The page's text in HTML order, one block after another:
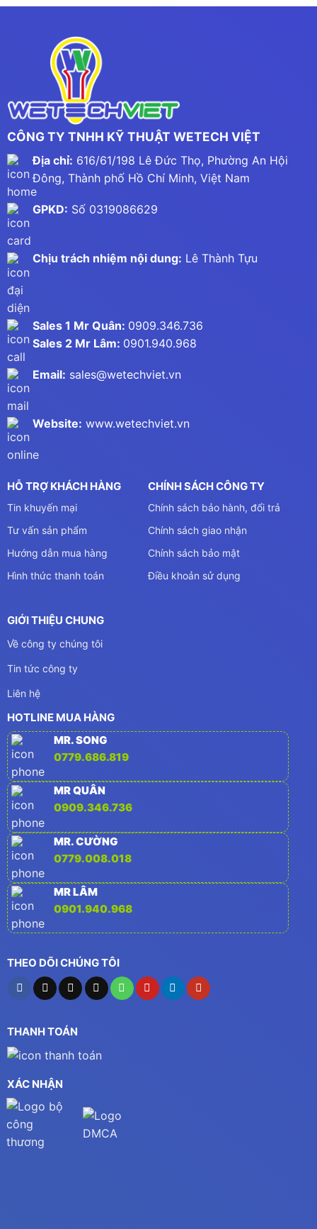
CÔNG TY TNHH KỸ THUẬT WETECH VIỆT
Địa chỉ: 616/61/198 Lê Đức Thọ, Phường An Hội
Đông, Thành phố Hồ Chí Minh, Việt Nam
GPKD: Số 0319086629
Chịu trách nhiệm nội dung: Lê Thành Tựu
Sales 1 Mr Quân: 0909.346.736
Sales 2 Mr Lâm: 0901.940.968
Email: sales@wetechviet.vn
Website: www.wetechviet.vn
HỖ TRỢ KHÁCH HÀNG
Tin khuyến mại
Tư vấn sản phẩm
Hướng dẫn mua hàng
Hình thức thanh toán
CHÍNH SÁCH CÔNG TY
Chính sách bảo hành, đổi trả
Chính sách giao nhận
Chính sách bảo mật
Điều khoản sử dụng
GIỚI THIỆU CHUNG
Về công ty chúng tôi
Tin tức công ty
Liên hệ
HOTLINE MUA HÀNG
MR. SONG
0779.686.819
MR QUÂN
0909.346.736
MR. CƯỜNG
0779.008.018
MR LÂM
0901.940.968
THEO DÕI CHÚNG TÔI
THANH TOÁN
XÁC NHẬN